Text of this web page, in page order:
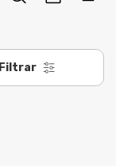
Filtrar